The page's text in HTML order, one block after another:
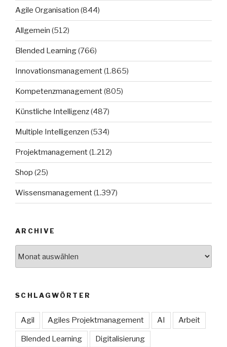
Agile Organisation (844)
Allgemein (512)
Blended Learning(766)
Innovationsmanagement(1.865)
Kompetenzmanagement(805)
Künstliche Intelligenz(487)
Multiple Intelligenzen (534)
Projektmanagement(1.212)
Shop (25)
Wissensmanagement(1.397)
ARCHIVE
SCHLAGWÖRTER
Agil Agiles Projektmanagement AI Arbeit
Blended Learning Digitalisierung